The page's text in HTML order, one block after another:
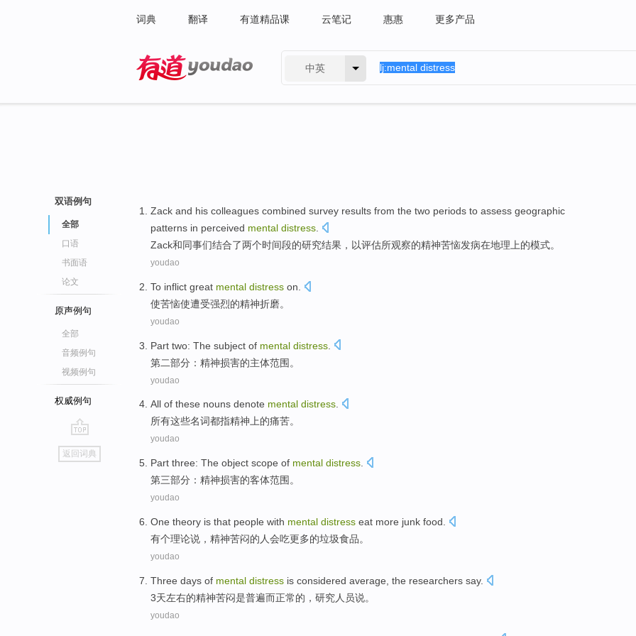
词典 翻译 有道精品课 云笔记 惠惠 更多产品
中英
双语例句
全部
口语
书面语
论文
原声例句
全部
音频例句
视频例句
权威例句
go
top
返回词典
Zack and his colleagues combined survey results from the two periods to assess geographic
patterns in perceived mental distress
Zack和同事们结合了两个时间段的研究结果 ， 以评估所观察的精神苦恼发病在地理上的模式。
youdao
To inflict great mental distress on
使苦恼使遭受强烈的精神折磨。
youdao
Part two: The subject of mental distress
第二部分： 精神损害的主体范围。
youdao
All of these nouns denote mental distress.
所有这些名词都指精神上的痛苦。
youdao
Part three: The object scope of mental distress
第三部分： 精神损害的客体范围 。
youdao
One theory is that people with mental distress eat more junk food
有个理论说 ， 精神苦闷的 人会吃更多的垃圾食品。
youdao
Three days of mental distress is considered average the researchers say.
3天左右的精神苦闷是普遍而正常的， 研究人员说。
youdao